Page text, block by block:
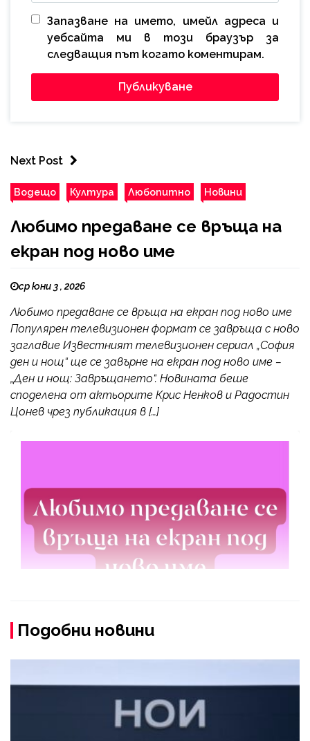
Запазване на името, имейл адреса и
уебсайта ми в този браузър за
следващия път когато коментирам.
Next Post
Водещо Култура Любопитно Новини
Любимо предаване се връща на
екран под ново име
ср юни 3 , 2026
Любимо предаване се връща на екран под ново име
Популярен телевизионен формат се завръща с ново
заглавие Известният телевизионен сериал „София
ден и нощ“ ще се завърне на екран под ново име –
„Ден и нощ: Завръщането“. Новината беше
споделена от актьорите Крис Ненков и Радостин
Цонев чрез публикация в […]
Подобни новини